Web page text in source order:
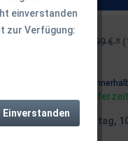
€ * 29,99 € *
versandfertig,
Versand am Montag,
einverstanden
zur Verfügung:
Einverstanden